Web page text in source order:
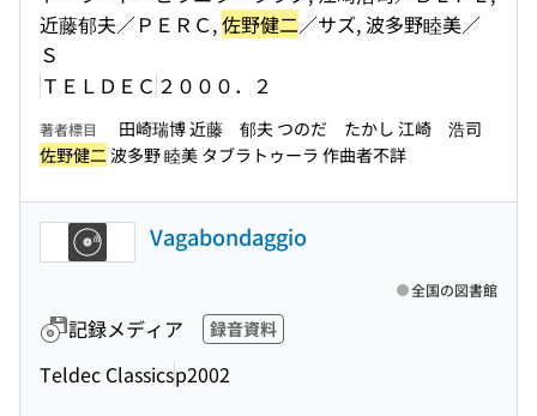
近藤郁夫／ＰＥＲＣ,佐野健二／サズ, 波多野睦美／
Ｓ
ＴＥＬＤＥＣ ２０００．２
著者標目
田崎瑞博 近藤 郁夫 つのだ たかし 江崎 浩司
佐野健二波多野 睦美 タブラトゥーラ 作曲者不詳
Vagabondaggio
記録メディア 録音資料
Teldec Classicsp2002
全国の図書館